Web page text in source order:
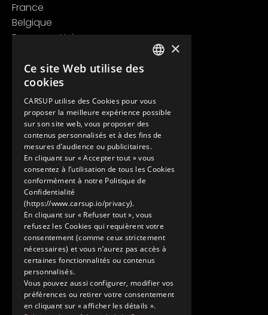
France
Belgique
Royaume Uni
Contact
+33 1 89 47 00 43
contact@carsup.io
Page contact
Découvrir
Nos Conciergeries
Nos services
Le Showroom
L'univers Carsup
Le carnet de route
En savoir plus
Mentions légales
Politique de confidentialité
Conditions générales d'utilisation
×
Ce site Web utilise des
cookies
CARSUP utilise des Cookies pour vous
proposer la meilleure expérience possible
sur son site web, vous proposer des
contenus personnalisés et à des fins de
mesures d’audience ou publicitaires.
En cliquant sur « Accepter tout » vous
consentez à l’utilisation de tous les Cookies
conformément à notre Politique de
Confidentialité
(https://www.carsup.io/privacy).
En cliquant sur « Refuser tout », vous
refusez les Cookies qui requièrent votre
consentement (comme ceux strictement
nécessaires) et vous n’aurez pas accès à
certaines fonctionnalités ou contenus
personnalisés.
Vous pouvez aussi configurer, modifier vos
préférences ou retirer votre consentement
en cliquant sur « afficher les détails ».